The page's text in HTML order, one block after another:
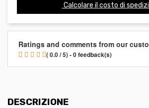
Calcolare il costo di
Ratings and comments from our
( 0.0 / 5) - 0 feedback(s)
DESCRIZIONE